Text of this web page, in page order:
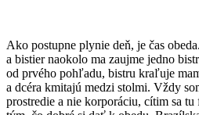
Ako postupne plynie deň, je čas
a bistier naokolo ma zaujme jedno
od prvého pohľadu, bistru kraľuje
a dcéra kmitajú medzi stolmi. Vždy
prostredie a nie korporáciu, cítim sa